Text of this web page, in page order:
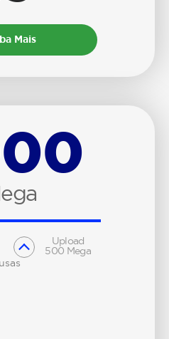
Mais
Upload
500 Mega